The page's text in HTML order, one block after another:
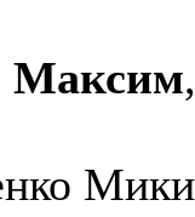
Максим